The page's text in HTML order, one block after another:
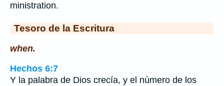
ministration.
Tesoro de la Escritura
when.
Hechos 6:7
Y la palabra de Dios crecía, y el número de los